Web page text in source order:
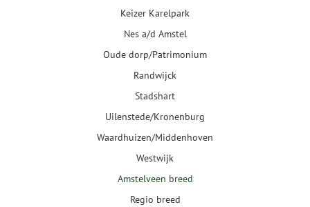
Keizer Karelpark
Nes a/d Amstel
Oude dorp/Patrimonium
Randwijck
Stadshart
Uilenstede/Kronenburg
Waardhuizen/Middenhoven
Westwijk
Amstelveen breed
Regio breed